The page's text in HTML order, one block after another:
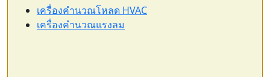
เครื่องคำนวณโหลด HVAC
เครื่องคำนวณแรงลม